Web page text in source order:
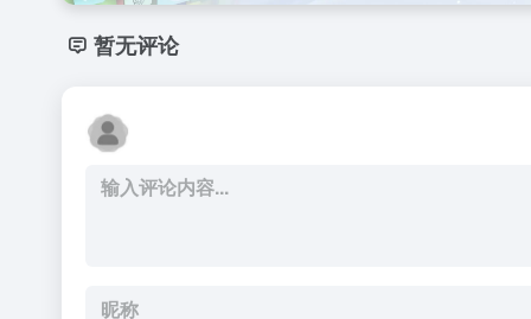
暂无评论